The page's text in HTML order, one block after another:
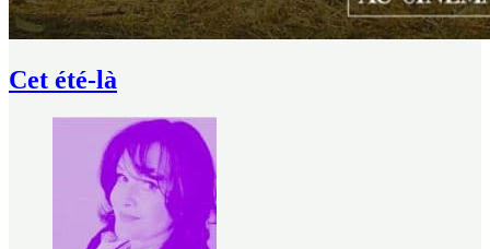
Cet été-là